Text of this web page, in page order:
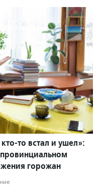
то встал и ушел»:
горожан